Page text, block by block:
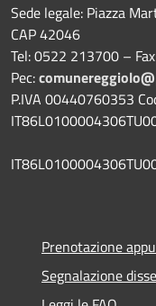
Sede legale: Piazza
CAP 42046
Tel: 0522 213700 –
Pec:
P.IVA 00440760353
Prenotazione
Segnalazione